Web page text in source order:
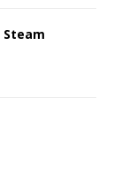
Steam